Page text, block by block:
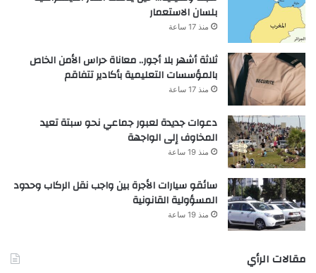
بلسان الاستعمار
منذ 17 ساعة
ثلاثة أشهر بلا أجور.. معاناة حراس الأمن الخاص
بالمؤسسات التعليمية بأكادير تتفاقم
منذ 17 ساعة
دعوات جديدة لعبور جماعي نحو سبتة تعيد
المخاوف إلى الواجهة
منذ 19 ساعة
سائقو سيارات الأجرة بين واجب نقل الركاب وحدود
المسؤولية القانونية
منذ 19 ساعة
مقالات الرأي